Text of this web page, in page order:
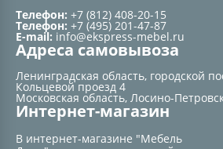
Телефон: +7 (812) 408-20-15
Телефон: +7 (495) 201-47-87
E-mail: info@ekspress-mebel.ru
Адреса самовывоза
Ленинградская область, городской
Кольцевой проезд 4
Московская область, Лосино-
Интернет-магазин
В интернет-магазине "Мебель